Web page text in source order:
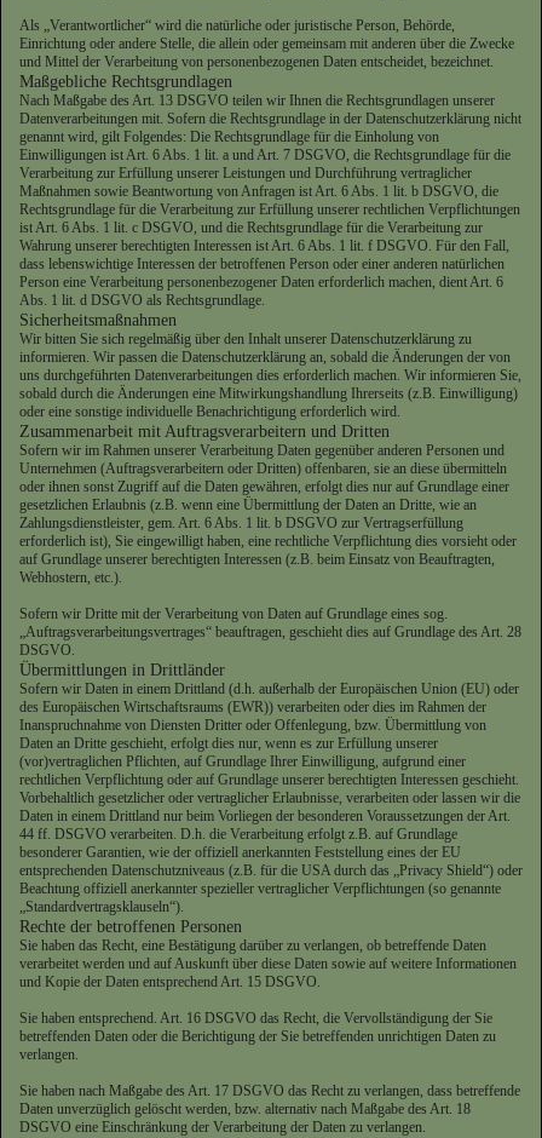
Als „Verantwortlicher“ wird die natürliche oder juristische Person, Behörde,
Einrichtung oder andere Stelle, die allein oder gemeinsam mit anderen über die Zwecke
und Mittel der Verarbeitung von personenbezogenen Daten entscheidet, bezeichnet.
Maßgebliche Rechtsgrundlagen
Nach Maßgabe des Art. 13 DSGVO teilen wir Ihnen die Rechtsgrundlagen unserer
Datenverarbeitungen mit. Sofern die Rechtsgrundlage in der Datenschutzerklärung nicht
genannt wird, gilt Folgendes: Die Rechtsgrundlage für die Einholung von
Einwilligungen ist Art. 6 Abs. 1 lit. a und Art. 7 DSGVO, die Rechtsgrundlage für die
Verarbeitung zur Erfüllung unserer Leistungen und Durchführung vertraglicher
Maßnahmen sowie Beantwortung von Anfragen ist Art. 6 Abs. 1 lit. b DSGVO, die
Rechtsgrundlage für die Verarbeitung zur Erfüllung unserer rechtlichen Verpflichtungen
ist Art. 6 Abs. 1 lit. c DSGVO, und die Rechtsgrundlage für die Verarbeitung zur
Wahrung unserer berechtigten Interessen ist Art. 6 Abs. 1 lit. f DSGVO. Für den Fall,
dass lebenswichtige Interessen der betroffenen Person oder einer anderen natürlichen
Person eine Verarbeitung personenbezogener Daten erforderlich machen, dient Art. 6
Abs. 1 lit. d DSGVO als Rechtsgrundlage.
Sicherheitsmaßnahmen
Wir bitten Sie sich regelmäßig über den Inhalt unserer Datenschutzerklärung zu
informieren. Wir passen die Datenschutzerklärung an, sobald die Änderungen der von
uns durchgeführten Datenverarbeitungen dies erforderlich machen. Wir informieren Sie,
sobald durch die Änderungen eine Mitwirkungshandlung Ihrerseits (z.B. Einwilligung)
oder eine sonstige individuelle Benachrichtigung erforderlich wird.
Zusammenarbeit mit Auftragsverarbeitern und Dritten
Sofern wir im Rahmen unserer Verarbeitung Daten gegenüber anderen Personen und
Unternehmen (Auftragsverarbeitern oder Dritten) offenbaren, sie an diese übermitteln
oder ihnen sonst Zugriff auf die Daten gewähren, erfolgt dies nur auf Grundlage einer
gesetzlichen Erlaubnis (z.B. wenn eine Übermittlung der Daten an Dritte, wie an
Zahlungsdienstleister, gem. Art. 6 Abs. 1 lit. b DSGVO zur Vertragserfüllung
erforderlich ist), Sie eingewilligt haben, eine rechtliche Verpflichtung dies vorsieht oder
auf Grundlage unserer berechtigten Interessen (z.B. beim Einsatz von Beauftragten,
Webhostern, etc.).
Sofern wir Dritte mit der Verarbeitung von Daten auf Grundlage eines sog.
„Auftragsverarbeitungsvertrages“ beauftragen, geschieht dies auf Grundlage des Art. 28
DSGVO.
Übermittlungen in Drittländer
Sofern wir Daten in einem Drittland (d.h. außerhalb der Europäischen Union (EU) oder
des Europäischen Wirtschaftsraums (EWR)) verarbeiten oder dies im Rahmen der
Inanspruchnahme von Diensten Dritter oder Offenlegung, bzw. Übermittlung von
Daten an Dritte geschieht, erfolgt dies nur, wenn es zur Erfüllung unserer
(vor)vertraglichen Pflichten, auf Grundlage Ihrer Einwilligung, aufgrund einer
rechtlichen Verpflichtung oder auf Grundlage unserer berechtigten Interessen geschieht.
Vorbehaltlich gesetzlicher oder vertraglicher Erlaubnisse, verarbeiten oder lassen wir die
Daten in einem Drittland nur beim Vorliegen der besonderen Voraussetzungen der Art.
44 ff. DSGVO verarbeiten. D.h. die Verarbeitung erfolgt z.B. auf Grundlage
besonderer Garantien, wie der offiziell anerkannten Feststellung eines der EU
entsprechenden Datenschutzniveaus (z.B. für die USA durch das „Privacy Shield“) oder
Beachtung offiziell anerkannter spezieller vertraglicher Verpflichtungen (so genannte
„Standardvertragsklauseln“).
Rechte der betroffenen Personen
Sie haben das Recht, eine Bestätigung darüber zu verlangen, ob betreffende Daten
verarbeitet werden und auf Auskunft über diese Daten sowie auf weitere Informationen
und Kopie der Daten entsprechend Art. 15 DSGVO.
Sie haben entsprechend. Art. 16 DSGVO das Recht, die Vervollständigung der Sie
betreffenden Daten oder die Berichtigung der Sie betreffenden unrichtigen Daten zu
verlangen.
Sie haben nach Maßgabe des Art. 17 DSGVO das Recht zu verlangen, dass betreffende
Daten unverzüglich gelöscht werden, bzw. alternativ nach Maßgabe des Art. 18
DSGVO eine Einschränkung der Verarbeitung der Daten zu verlangen.